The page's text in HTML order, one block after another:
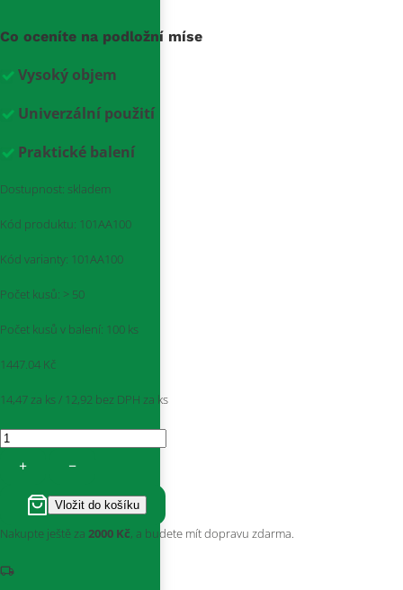
Co oceníte na podložní míse
Vysoký objem
Univerzální použití
Praktické balení
Dostupnost: skladem
Kód produktu: 101AA100
Kód varianty: 101AA100
Počet kusů: > 50
Počet kusů v balení: 100 ks
1447.04 Kč
14,47 za ks / 12,92 bez DPH za ks
+ −
Nakupte ještě za 2000 Kč, a budete mít dopravu zdarma.